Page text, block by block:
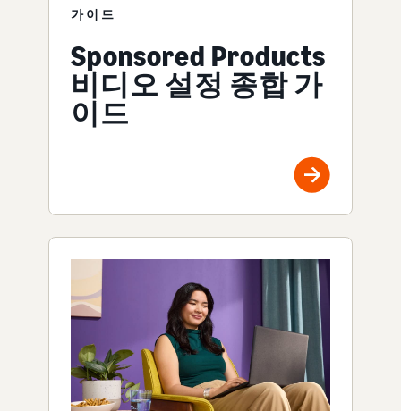
가이드
Sponsored Products
비디오 설정 종합 가
이드